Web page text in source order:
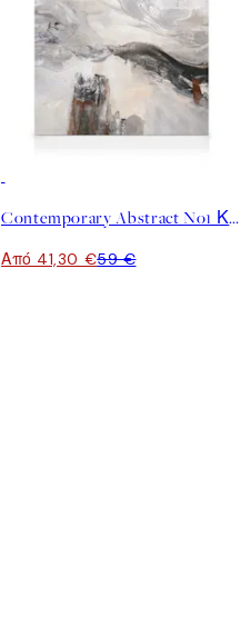
Contemporary Abstract No1 Καμβάς
Από 41,30 €59 €